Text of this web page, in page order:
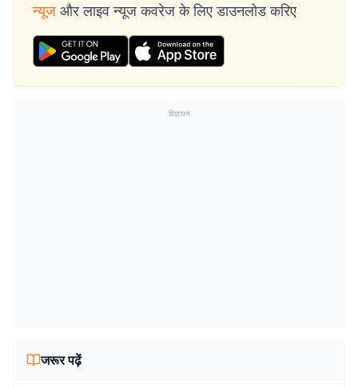
न्यूज और लाइव न्यूज कवरेज के लिए डाउनलोड करिए
विज्ञापन
जरूर पढ़ें